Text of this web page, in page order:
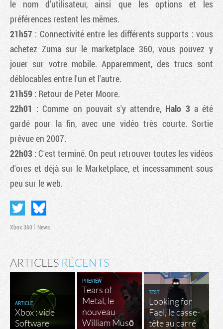
le nom d'utilisateur, ainsi que les options et les
préférences restent les mêmes.
21h57 : Connectivité entre les différents supports : vous
achetez Zuma sur le marketplace 360, vous pouvez y
jouer sur votre mobile. Apparemment, des trucs sont
déblocables entre l'un et l'autre.
21h59 : Retour de Peter Moore.
22h01 : Comme on pouvait s'y attendre, Halo 3a été
gardé pour la fin, avec une vidéo très courte. Sortie
prévue en 2007.
22h03 : C'est terminé. On peut retrouver toutes les vidéos
d'ores et déjà sur le Marketplace, et incessamment sous
peu sur le web.
Xbox 360 News
ARTICLES RÉCENTS
ARTICLE
Xbox : vide
Software
PREVIEW
Tears of
Metal, le
nouveau
William Musō
TEST
Looking for
Fael, le casse-
tête au carré